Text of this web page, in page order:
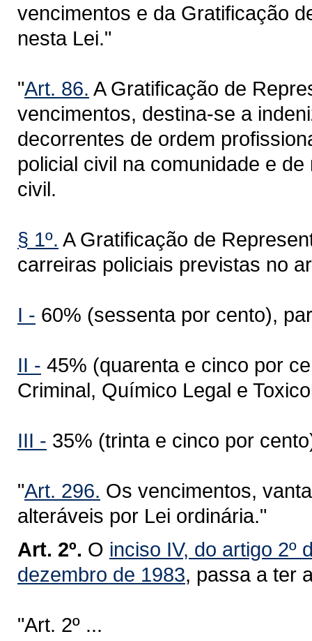
vencimentos e da Gratificação
nesta Lei."
"Art. 86. A Gratificação de
vencimentos, destina-se a
decorrentes de ordem
policial civil na comunidade e
civil.
§ 1º. A Gratificação de
carreiras policiais previstas no
I - 60% (sessenta por cento),
II - 45% (quarenta e cinco por
Criminal, Químico Legal e
III - 35% (trinta e cinco por
"Art. 296. Os vencimentos,
alteráveis por Lei ordinária."
Art. 2º. O inciso IV, do artigo 2º
dezembro de 1983, passa a ter
"Art. 2º ...